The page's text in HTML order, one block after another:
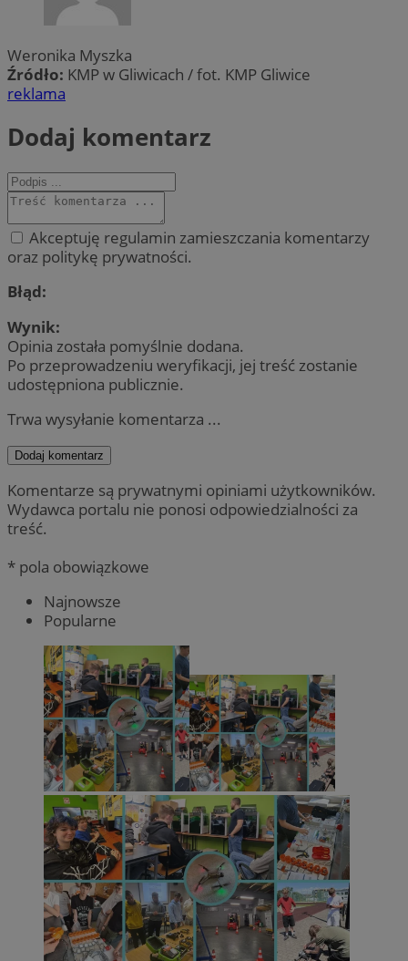
Weronika Myszka
Źródło: KMP w Gliwicach / fot. KMP Gliwice
reklama
Dodaj komentarz
Akceptuję regulamin zamieszczania komentarzy
oraz politykę prywatności.
Błąd:
Wynik:
Opinia została pomyślnie dodana.
Po przeprowadzeniu weryfikacji, jej treść zostanie
udostępniona publicznie.
Trwa wysyłanie komentarza ...
Dodaj komentarz
Komentarze są prywatnymi opiniami użytkowników.
Wydawca portalu nie ponosi odpowiedzialności za
treść.
* pola obowiązkowe
Najnowsze
Popularne